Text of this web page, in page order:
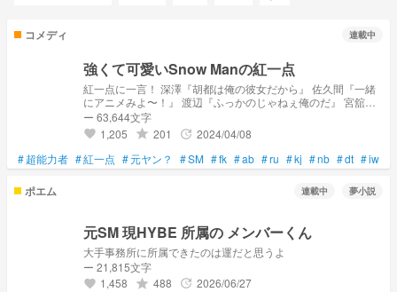
コメディ 連載中
強くて可愛いSnow Manの紅一点
紅一点に一言！ 深澤『胡都は俺の彼女だから』 佐久間『一緒
にアニメみよ〜！』 渡辺『ふっかのじゃねぇ俺のだ』 宮舘
『今度何作るの？』 岩本『今度一緒にタピオカ飲もうね』 阿
部『また勉強しようね』 向井『また一緒に大阪行こな』 目黒
『ふっかさんのでも翔太くんのじゃなくて俺のです』 ラウー
ル『胡都菜ちゃん可愛いっ』 返事は？ 『そだねー』 『オスス
メ教えてね』 『翔太のじゃ無いしふっかのだから』 『ハヤシ
ー』 『だから違うってふっかのだから』 『ラウの方が可愛い
ー 63,644文字
favorite 1,205 grade 201 update 2024/04/08
#超能力者 #紅一点 #元ヤン？ #SM #fk #ab #ru #kj #nb #dt #iw
ポエム 連載中 夢小説
元SM 現HYBE 所属の メンバーくん
大手事務所に所属できたのは運だと思うよ
ー 21,815文字
favorite 1,458 grade 488 update 2026/06/27